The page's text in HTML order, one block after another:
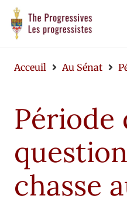
Acceuil Au Sénat
Période
chasse